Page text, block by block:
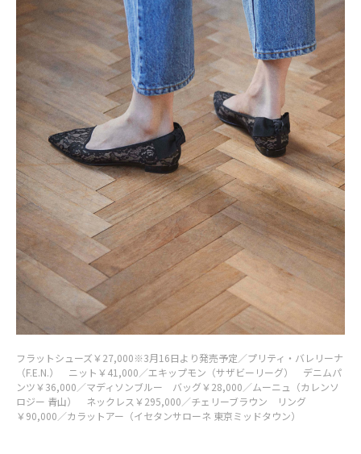
フラットシューズ￥27,000※3月16日より発売予定／プリティ・バレリーナ
（F.E.N.） ニット￥41,000／エキップモン（サザビーリーグ） デニムパ
ンツ￥36,000／マディソンブルー バッグ￥28,000／ムーニュ（カレンソ
ロジー 青山） ネックレス￥295,000／チェリーブラウン リング
￥90,000／カラットアー（イセタンサローネ 東京ミッドタウン）